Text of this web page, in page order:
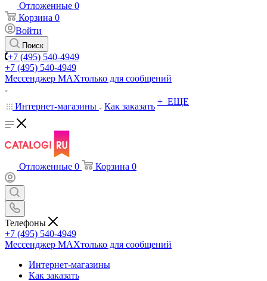
Отложенные 0
Корзина 0
Войти
Поиск
+7 (495) 540-4949
+7 (495) 540-4949
Мессенджер МАХтолько для сообщений
Интернет-магазины Как заказать + ЕЩЕ
Отложенные 0 Корзина 0
Телефоны
+7 (495) 540-4949
Мессенджер МАХтолько для сообщений
Интернет-магазины
Как заказать